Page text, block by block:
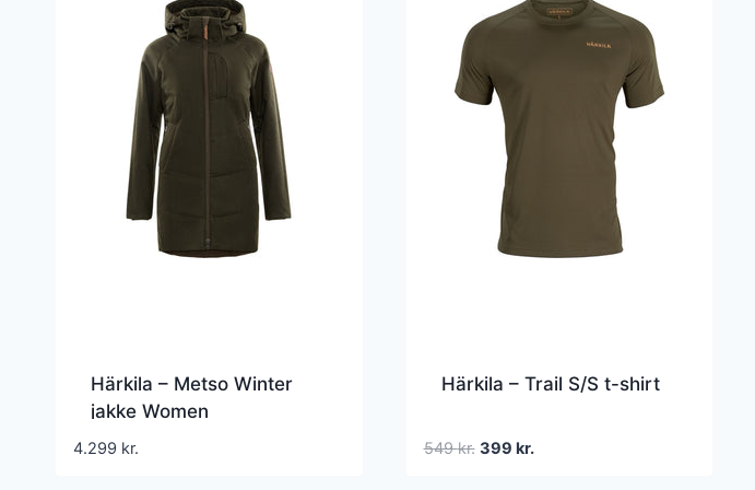
Härkila – Metso Winter
jakke Women
4.299 kr.
Härkila – Trail S/S t-shirt
549kr. Den
399 kr.Den